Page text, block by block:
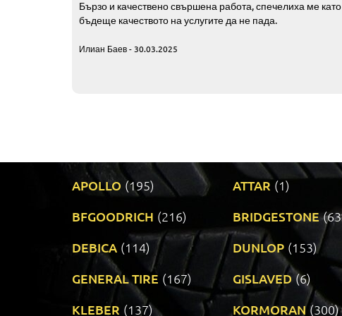
Бързо и качествено свършена работа, спечелиха ме
бъдеще качеството на услугите да не пада.
Илиан Баев - 30.03.2025
APOLLO (195) ATTAR (1)
BFGOODRICH (216) BRIDGESTONE
DEBICA (114) DUNLOP (153)
GENERAL TIRE (167) GISLAVED (6)
KLEBER (137) KORMORAN (300)